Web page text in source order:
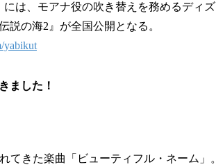
は、モアナ役の吹き替えを務めるディ
説の海2』が全国公開となる。
yabikut
ました！
てきた楽曲「ビューティフル・ネーム」。